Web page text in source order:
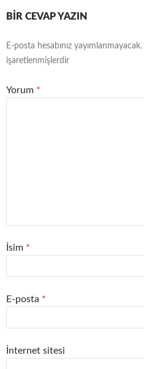
BIR CEVAP YAZIN
E-posta hesabınız yayımlanmayacak.
işaretlenmişlerdir
Yorum *
İsim *
E-posta *
İnternet sitesi